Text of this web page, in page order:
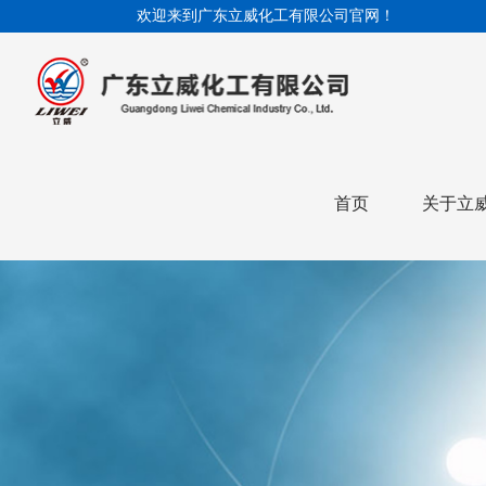
欢迎来到广东立威化工有限公司官网！
首页 关于立